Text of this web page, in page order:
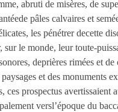
abruti de misères, de
pâles calvaires et
les pénétrer decette
le monde, leur toute-
deprières rimées et
et des monuments
ces prospectus
versl’époque du